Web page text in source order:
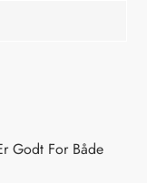
Godt For Både